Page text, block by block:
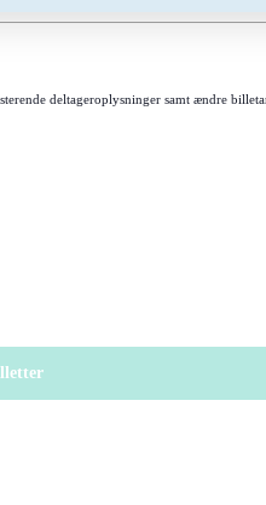
deltageroplysninger samt ændre